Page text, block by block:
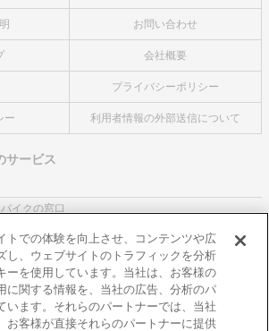
お問い合わせ
会社概要
プライバシーポリシー
ー 利用者情報の外部送信について
サービス
イクの窓口
らモトオークレンタルバイク
ラリーレア
安委員会許可 第301001105434号
トでの体験を向上させ、コンテンツや広
し、ウェブサイトのトラフィックを分析
ーを使用しています。当社は、お客様の
に関する情報を、当社の広告、分析のパ
います。それらのパートナーでは、当社
お客様が直接それらのパートナーに提供